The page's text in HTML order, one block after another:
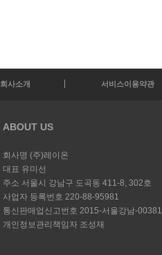
회사소개 서비스이용약관
ABOUT US
회사명 (주)레이온
대표 유미선
주소 서울시 강남구 도곡동 411-8, 302호
사업자 등록번호 220-88-95981
통신판매업신고번호 2015-서울강남-00381
개인정보관리책임자 조성재